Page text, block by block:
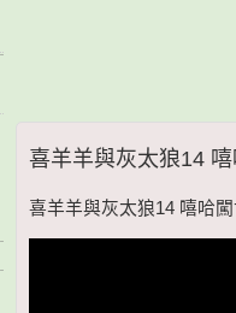
喜羊羊與灰太狼14
喜羊羊與灰太狼14 嘻哈